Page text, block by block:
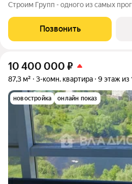
Строим Групп - одного из самых
города Владимир, в
транспортной артерии города -
Позвонить
10 400 000 ₽
87,3 м² 3-комн. квартира 9 этаж из
новостройка онлайн показ